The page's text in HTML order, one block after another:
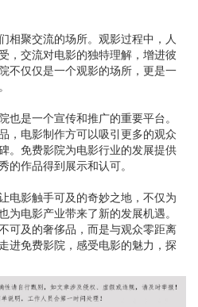
相聚交流的场所。观影过程中，人
，交流对电影的独特理解，增进彼
不仅仅是一个观影的场所，更是一
是一个宣传和推广的重要平台。
，电影制作方可以吸引更多的观众
。免费影院为电影行业的发展提供
的作品得到展示和认可。
电影触手可及的奇妙之地，不仅为
电影产业带来了新的发展机遇。
可及的奢侈品，而是与观众零距离
进免费影院，感受电影的魅力，探